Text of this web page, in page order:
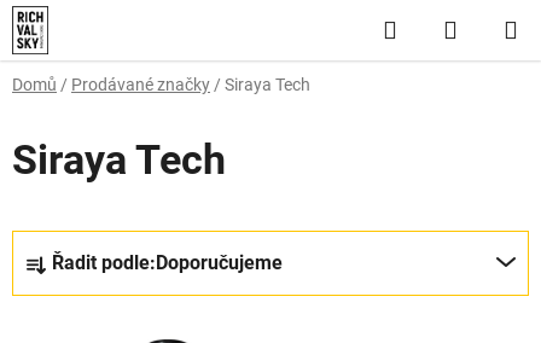
Přejít
na
obsah
Hledat
KOŠÍK
Domů / Prodávané značky / Siraya Tech
Siraya Tech
z
Řadit podle:Doporučujeme